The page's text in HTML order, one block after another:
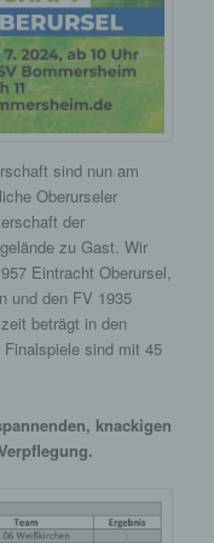
sind nun am
Oberurseler
der
zu Gast. Wir
Eintracht Oberursel,
und den FV 1935
beträgt in den
sind mit 45
knackigen
Informationen
im Sinne
es, den
zu
die
nicht bei
seine
von der
übernommen
Cookie eines
Online-Shop
in den
ein Cookie.
von